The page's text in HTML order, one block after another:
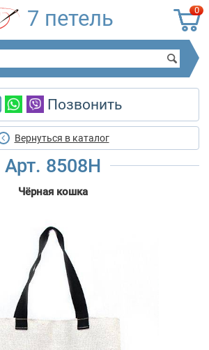
0
7 петель
Позвонить
Вернуться в каталог
Арт. 8508Н
Чёрная кошка